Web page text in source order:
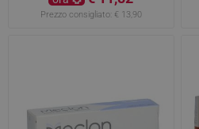
Prezzo consigliato: € 13,90